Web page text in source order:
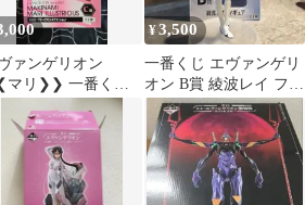
ァンゲリオン
リ❯❯ 一番くじ
¥3,500
一番くじ エヴァンゲリ
オン B賞 綾波レイ フィ
ギュア